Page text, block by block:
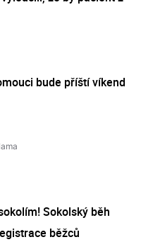
bude příští víkend
Sokolský běh
běžců